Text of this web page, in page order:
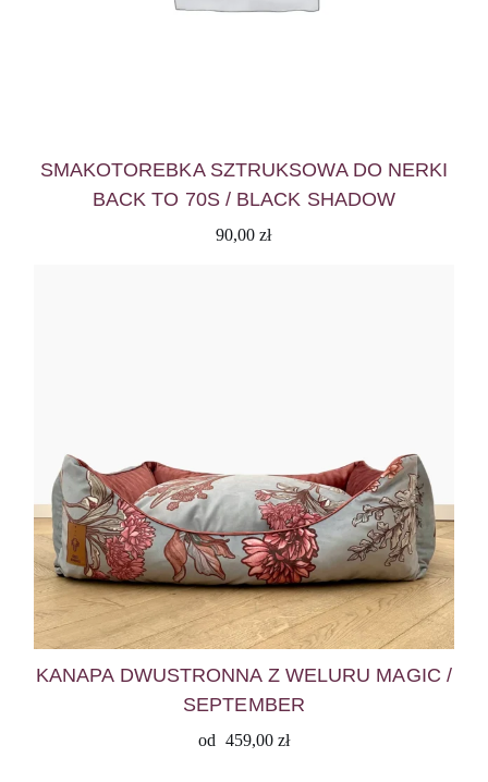
SMAKOTOREBKA SZTRUKSOWA DO NERKI
BACK TO 70S / BLACK SHADOW
90,00zł
KANAPA DWUSTRONNA Z WELURU MAGIC /
SEPTEMBER
od 459,00 zł